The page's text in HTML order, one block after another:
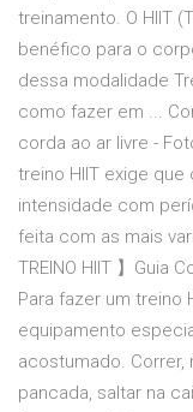
treinamento. O HIIT
benéfico para o
dessa modalidade
como fazer em ...
corda ao ar livre -
treino HIIT exige
intensidade com
feita com as mais
TREINO HIIT 】Guia
Para fazer um treino
equipamento
acostumado. Correr,
pancada, saltar na